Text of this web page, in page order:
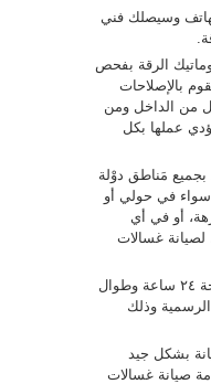
وسيصلك فني
الرقة بفحص
بالإصلاحات
من الداخل ومن
عملها بكل
بجميع مَناطق دوْلة
في حولي أو
أو في أي
غسالات
خدمة صيانة غسالات الرقة، متاحة ٢٤ ساعة وطوال
وذلك
بشكل جيد
صيانة غسالات